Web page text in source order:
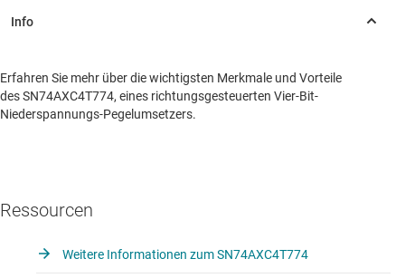
Erfahren Sie mehr über die wichtigsten Merkmale und Vorteile
des SN74AXC4T774, eines richtungsgesteuerten Vier-Bit-
Niederspannungs-Pegelumsetzers.
Ressourcen
Weitere Informationen zum SN74AXC4T774